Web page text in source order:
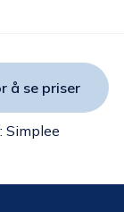
å se priser
Simplee